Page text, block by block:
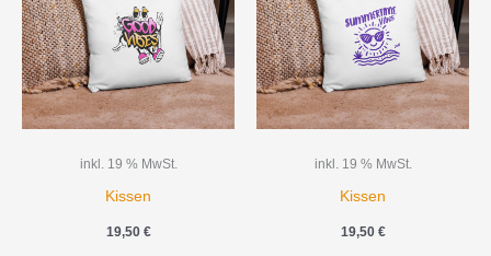
inkl. 19 % MwSt.
Kissen
19,50 €
inkl. 19 % MwSt.
Kissen
19,50 €